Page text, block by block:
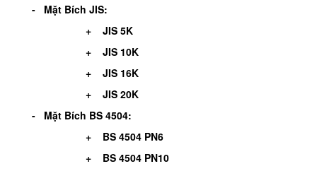
- Mặt Bích JIS:
+ JIS 5K
+ JIS 10K
+ JIS 16K
+ JIS 20K
- Mặt Bích BS 4504:
+ BS 4504 PN6
+ BS 4504 PN10